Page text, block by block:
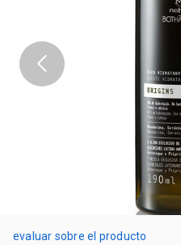
evaluar sobre el producto